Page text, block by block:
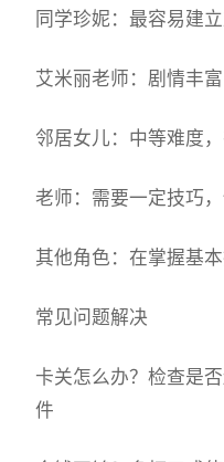
同学珍妮：最容易建
艾米丽老师：剧情丰
邻居女儿：中等难度
老师：需要一定技巧
其他角色：在掌握基
常见问题解决
卡关怎么办？检查是
件